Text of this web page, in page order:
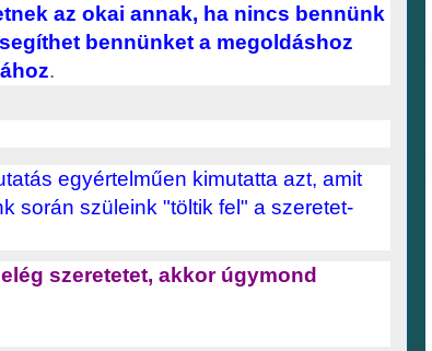
az okai annak, ha nincs bennünk
bennünket a megoldáshoz
.
egyértelműen kimutatta azt, amit
során szüleink "töltik fel" a szeretet-
szeretetet, akkor úgymond